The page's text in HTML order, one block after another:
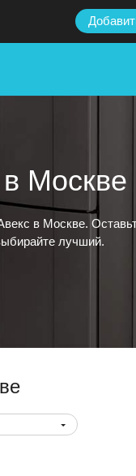
Москве
в Москве.
лучший.